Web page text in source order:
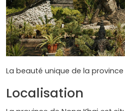
La beauté unique de la province
Localisation